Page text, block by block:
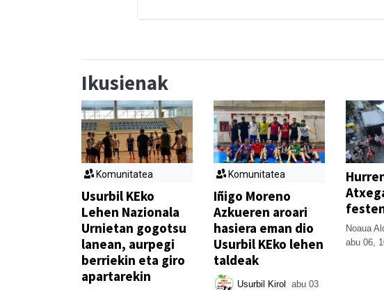
Ikusienak
Komunitatea
Usurbil KEko
Lehen Nazionala
Urnietan gogotsu
lanean, aurpegi
berriekin eta giro
apartarekin
Komunitatea
Iñigo Moreno
Azkueren aroari
hasiera eman dio
Usurbil KEko lehen
taldeak
Usurbil Kirol abu 03
Noaua
abu 06,